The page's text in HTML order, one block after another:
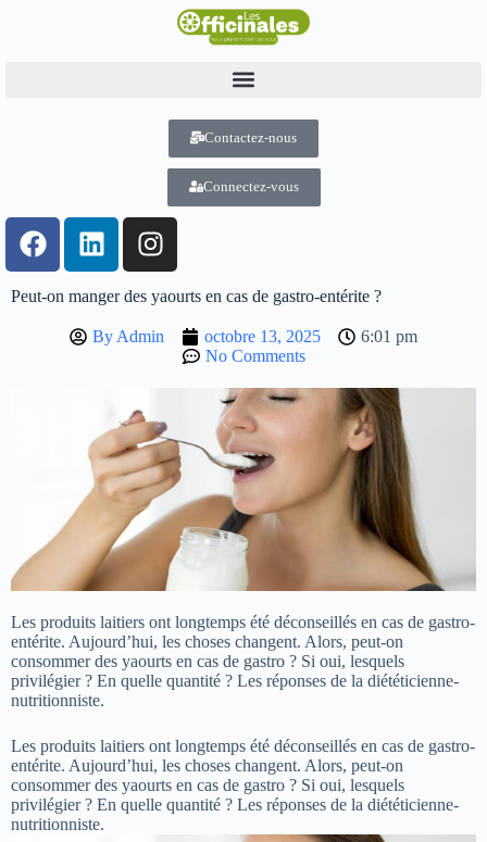
Contactez-nous
Connectez-vous
Peut-on manger des yaourts en cas de gastro-entérite ?
By Admin octobre 13, 2025
6:01 pm
No Comments
Les produits laitiers ont longtemps été déconseillés en cas de gastro-
entérite. Aujourd’hui, les choses changent. Alors, peut-on
consommer des yaourts en cas de gastro ? Si oui, lesquels
privilégier ? En quelle quantité ? Les réponses de la diététicienne-
nutritionniste.
Les produits laitiers ont longtemps été déconseillés en cas de gastro-
entérite. Aujourd’hui, les choses changent. Alors, peut-on
consommer des yaourts en cas de gastro ? Si oui, lesquels
privilégier ? En quelle quantité ? Les réponses de la diététicienne-
nutritionniste.